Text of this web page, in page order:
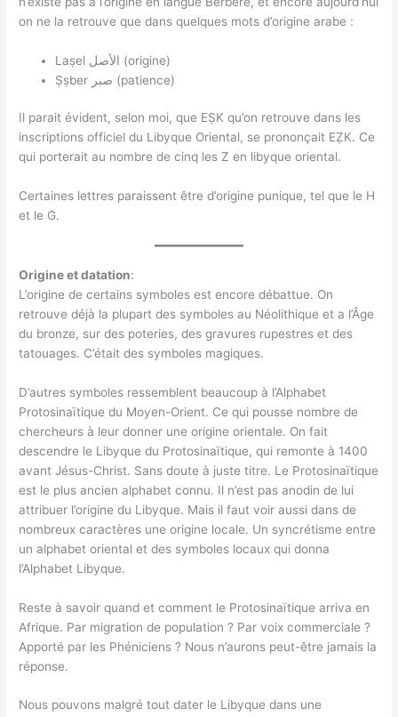
on ne la retrouve que dans quelques mots d’origine arabe :
Laṣel الأصل (origine)
Ṣṣber صبر (patience)
Il parait évident, selon moi, que EṢK qu’on retrouve dans les
inscriptions officiel du Libyque Oriental, se prononçait EẒK. Ce
qui porterait au nombre de cinq les Z en libyque oriental.
Certaines lettres paraissent être d’origine punique, tel que le H
et le G.
Origine et datation:
L’origine de certains symboles est encore débattue. On
retrouve déjà la plupart des symboles au Néolithique et a l’Âge
du bronze, sur des poteries, des gravures rupestres et des
tatouages. C’était des symboles magiques.
D’autres symboles ressemblent beaucoup à l’Alphabet
Protosinaïtique du Moyen-Orient. Ce qui pousse nombre de
chercheurs à leur donner une origine orientale. On fait
descendre le Libyque du Protosinaïtique, qui remonte à 1400
avant Jésus-Christ. Sans doute à juste titre. Le Protosinaïtique
est le plus ancien alphabet connu. Il n’est pas anodin de lui
attribuer l’origine du Libyque. Mais il faut voir aussi dans de
nombreux caractères une origine locale. Un syncrétisme entre
un alphabet oriental et des symboles locaux qui donna
l’Alphabet Libyque.
Reste à savoir quand et comment le Protosinaïtique arriva en
Afrique. Par migration de population ? Par voix commerciale ?
Apporté par les Phéniciens ? Nous n’aurons peut-être jamais la
réponse.
Nous pouvons malgré tout dater le Libyque dans une